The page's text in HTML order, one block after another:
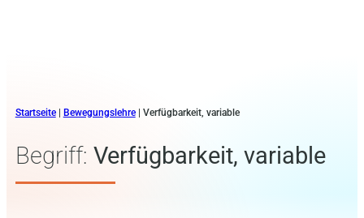
Startseite| Bewegungslehre| Verfügbarkeit, variable
Begriff: Verfügbarkeit, variable